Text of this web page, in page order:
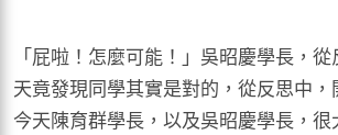
「屁啦！怎麼可能！」吳昭慶學長，
天竟發現同學其實是對的，從反思中，
今天陳育群學長，以及吳昭慶學長，